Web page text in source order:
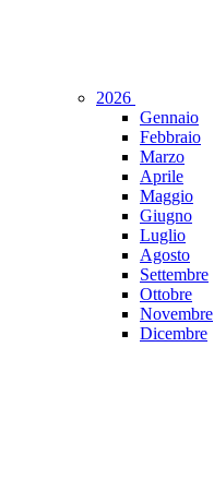
2026
Gennaio
Febbraio
Marzo
Aprile
Maggio
Giugno
Luglio
Agosto
Settembre
Ottobre
Novembre
Dicembre